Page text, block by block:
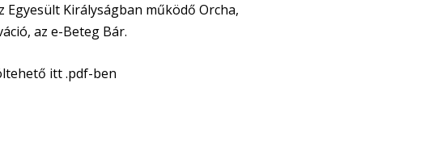
Egyesült Királyságban működő Orcha,
az e-Beteg Bár.
itt .pdf-ben